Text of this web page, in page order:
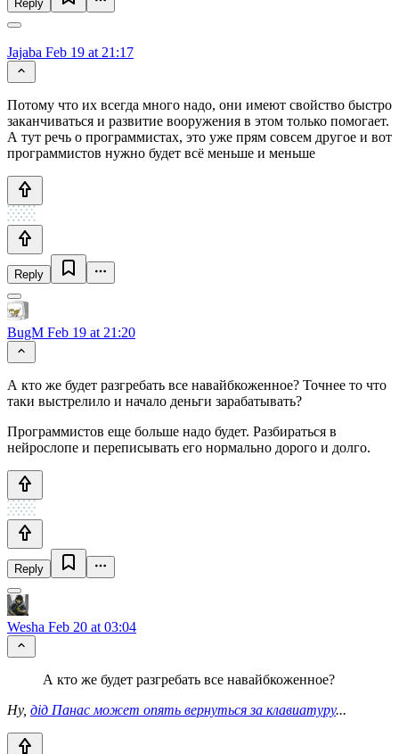
Reply
Jajaba Feb 19 at 21:17
Потому что их всегда много надо, они имеют свойство быстро
заканчиваться и развитие вооружения в этом только помогает.
А тут речь о программистах, это уже прям совсем другое и вот
программистов нужно будет всё меньше и меньше
Reply
BugM Feb 19 at 21:20
А кто же будет разгребать все навайбкоженное? Точнее то что
таки выстрелило и начало деньги зарабатывать?
Программистов еще больше надо будет. Разбираться в
нейрослопе и переписывать его нормально дорого и долго.
Reply
Wesha Feb 20 at 03:04
А кто же будет разгребать все навайбкоженное?
Ну, дiд Панас может опять вернуться за клавиатуру...